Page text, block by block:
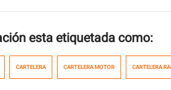
esta etiquetada como:
CARTELERA CARTELERA MOTOR CARTELERA